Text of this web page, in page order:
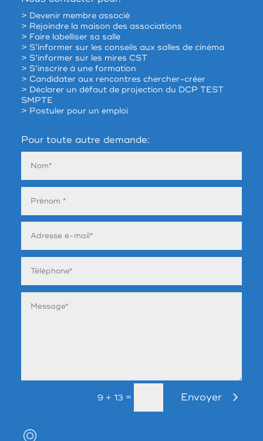
> Devenir membre associé
> Rejoindre la maison des associations
> Faire labelliser sa salle
> S’informer sur les conseils aux salles de cinéma
> S’informer sur les mires CST
> S’inscrire à une formation
> Candidater aux rencontres chercher-créer
> Déclarer un défaut de projection du DCP TEST
SMPTE
> Postuler pour un emploi
Pour toute autre demande:
9 + 13 = Envoyer